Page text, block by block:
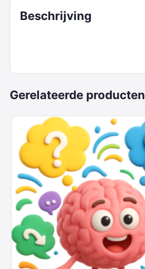
Beschrijving
Gerelateerde producten